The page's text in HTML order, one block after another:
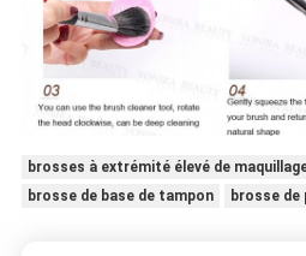
brosses à extrémité élevé de
brosse de base de tampon
brosse de